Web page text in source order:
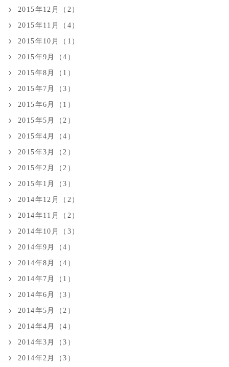
2015年12月（2）
2015年11月（4）
2015年10月（1）
2015年9月（4）
2015年8月（1）
2015年7月（3）
2015年6月（1）
2015年5月（2）
2015年4月（4）
2015年3月（2）
2015年2月（2）
2015年1月（3）
2014年12月（2）
2014年11月（2）
2014年10月（3）
2014年9月（4）
2014年8月（4）
2014年7月（1）
2014年6月（3）
2014年5月（2）
2014年4月（4）
2014年3月（3）
2014年2月（3）